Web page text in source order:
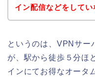
イン配信などをしてい
というのは、VPNサー
が、駅から徒歩５分ほ
インにてお得なオータ